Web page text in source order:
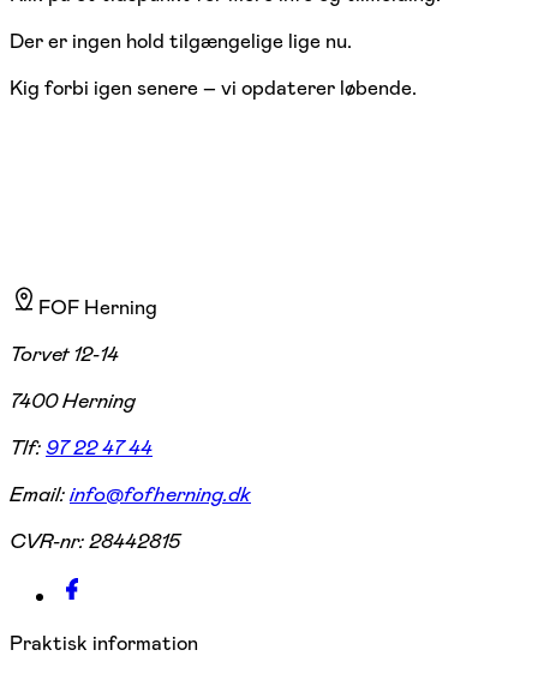
Der er ingen hold tilgængelige lige nu.
Kig forbi igen senere – vi opdaterer løbende.
FOF Herning
Torvet 12-14
7400 Herning
Tlf:97 22 47 44
Email:info@fofherning.dk
CVR-nr:28442815
Praktisk information